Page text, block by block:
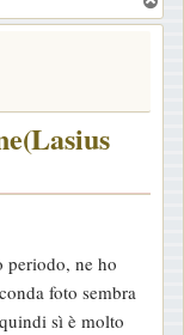
o
periodo, ne ho
foto sembra
sì è molto